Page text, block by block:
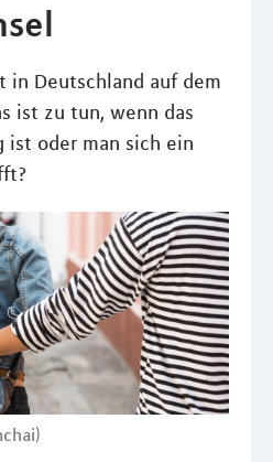
in Deutschland auf dem
ist zu tun, wenn das
ist oder man sich ein